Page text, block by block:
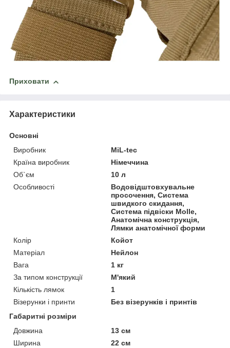
Приховати
Характеристики
Основні
Виробник
MiL-tec
Країна виробник
Німеччина
Об`єм
10 л
Особливості
Водовідштовхувальне
просочення, Система
швидкого скидання,
Система підвіски Molle,
Анатомічна конструкція,
Лямки анатомічної форми
Колір
Койот
Матеріал
Нейлон
Вага
1 кг
За типом конструкції
М'який
Кількість лямок
1
Візерунки і принти
Без візерунків і принтів
Габаритні розміри
Довжина
13 см
Ширина
22 см